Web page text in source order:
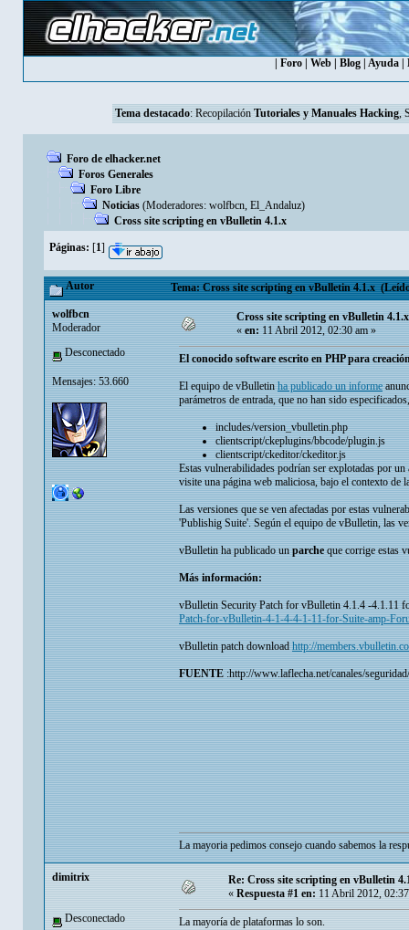
Foro Web Blog Ayuda
Tema destacado: Recopilación Tutoriales y Manuales Hacking,
Foro de elhacker.net
Foros Generales
Foro Libre
Noticias (Moderadores: wolfbcn, El_Andaluz)
Cross site scripting en vBulletin 4.1.x
Páginas: [1]
Autor Tema: Cross site scripting en vBulletin 4.1.x (Leído
wolfbcn
Moderador
Desconectado
Mensajes: 53.660
Cross site scripting en vBulletin 4.1.x
«en:11 Abril 2012, 02:30 am »
El conocido software escrito en PHP para
El equipo de vBulletinha publicado un informe
parámetros de entrada, que no han sido
includes/version_vbulletin.php
clientscript/ckeplugins/bbcode/plugin.js
clientscript/ckeditor/ckeditor.js
Estas vulnerabilidades podrían ser explotadas por
visite una página web maliciosa, bajo el contexto de
Las versiones que se ven afectadas por estas
'Publishig Suite'. Según el equipo de vBulletin, las
vBulletin ha publicado unparcheque corrige estas
Más información:
vBulletin Security Patch for vBulletin 4.1.4 -4.1.11
Patch-for-vBulletin-4-1-4-4-1-11-for-Suite-amp-
vBulletin patch downloadhttp://
FUENTE:http://www.laflecha.net/canales/
La mayoria pedimos consejo cuando sabemos la
dimitrix
Desconectado
Re: Cross site scripting en vBulletin
« Respuesta #1 en: 11 Abril 2012,
La mayoría de plataformas lo son.